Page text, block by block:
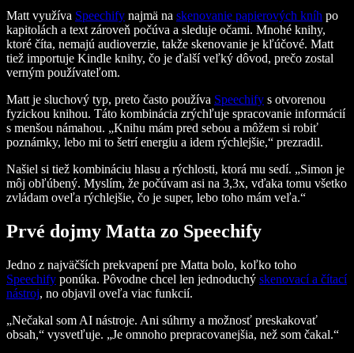
Matt využíva Speechify najmä na skenovanie papierových kníh po
kapitolách a text zároveň počúva a sleduje očami. Mnohé knihy,
ktoré číta, nemajú audioverzie, takže skenovanie je kľúčové. Matt
tiež importuje Kindle knihy, čo je ďalší veľký dôvod, prečo zostal
verným používateľom.
Matt je sluchový typ, preto často používa Speechify s otvorenou
fyzickou knihou. Táto kombinácia zrýchľuje spracovanie informácií
s menšou námahou. „Knihu mám pred sebou a môžem si robiť
poznámky, lebo mi to šetrí energiu a idem rýchlejšie,“ prezradil.
Našiel si tiež kombináciu hlasu a rýchlosti, ktorá mu sedí. „Simon je
môj obľúbený. Myslím, že počúvam asi na 3,3x, vďaka tomu všetko
zvládam oveľa rýchlejšie, čo je super, lebo toho mám veľa.“
Prvé dojmy Matta zo Speechify
Jedno z najväčších prekvapení pre Matta bolo, koľko toho
Speechify ponúka. Pôvodne chcel len jednoduchý skenovací a čítací
nástroj, no objavil oveľa viac funkcií.
„Nečakal som AI nástroje. Ani súhrny a možnosť preskakovať
obsah,“ vysvetľuje. „Je omnoho prepracovanejšia, než som čakal.“